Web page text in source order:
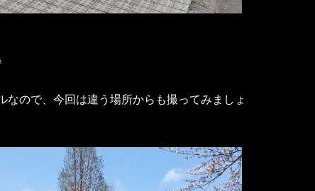
なので、今回は違う場所からも撮ってみましょ